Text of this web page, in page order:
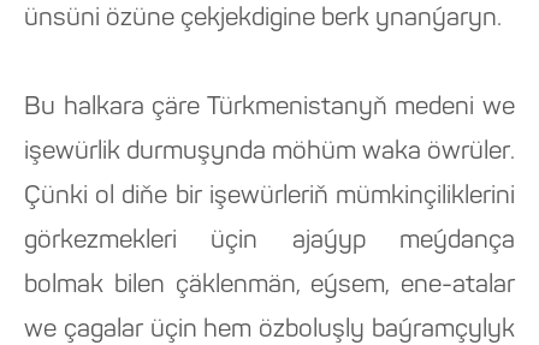
ünsüni özüne çekjekdigine berk ynanýaryn.
Bu halkara çäre Türkmenistanyň medeni we
işewürlik durmuşynda möhüm waka öwrüler.
Çünki ol diňe bir işewürleriň mümkinçiliklerini
görkezmekleri üçin ajaýyp meýdança
bolmak bilen çäklenmän, eýsem, ene-atalar
we çagalar üçin hem özboluşly baýramçylyk